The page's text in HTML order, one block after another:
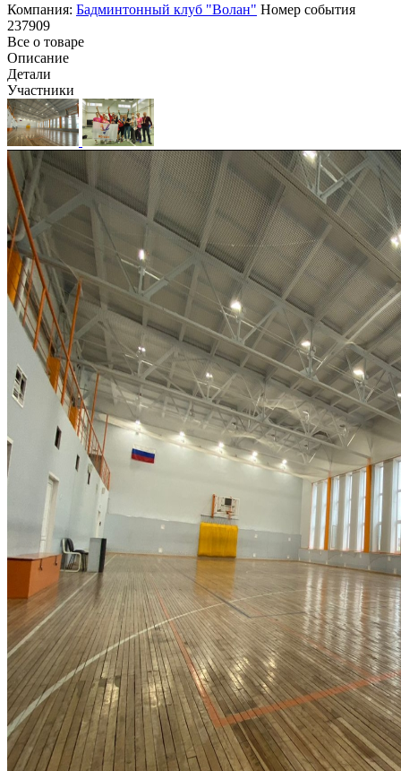
Компания: Бадминтонный клуб "Волан" Номер события
237909
Все о товаре
Описание
Детали
Участники